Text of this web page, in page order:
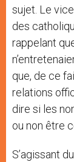
sujet. Le
des
rappelant
que, de ce
relations
dire si les
ou non être
S’agissant